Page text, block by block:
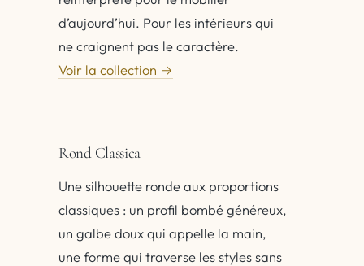
d’aujourd’hui. Pour les intérieurs qui
ne craignent pas le caractère.
Voir la collection →
Rond Classica
Une silhouette ronde aux proportions
classiques : un profil bombé généreux,
un galbe doux qui appelle la main,
une forme qui traverse les styles sans